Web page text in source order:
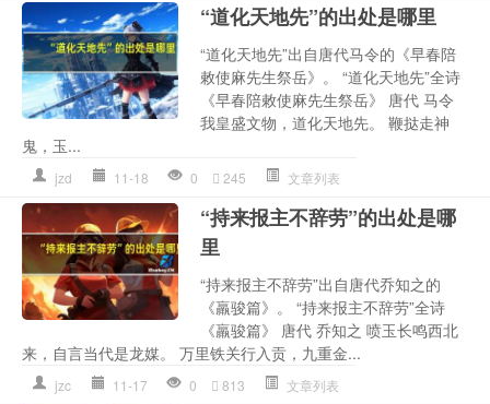
“道化天地先”的出处是哪里
“道化天地先”出自唐代马令的《早春陪
敕使麻先生祭岳》。 “道化天地先”全诗
《早春陪敕使麻先生祭岳》 唐代 马令
我皇盛文物，道化天地先。 鞭挞走神
鬼，玉...
jzd 11-18 0 245 文章列表
“持来报主不辞劳”的出处是哪
里
“持来报主不辞劳”出自唐代乔知之的
《羸骏篇》。 “持来报主不辞劳”全诗
《羸骏篇》 唐代 乔知之 喷玉长鸣西北
来，自言当代是龙媒。 万里铁关行入贡，九重金...
jzc 11-17 0 813 文章列表